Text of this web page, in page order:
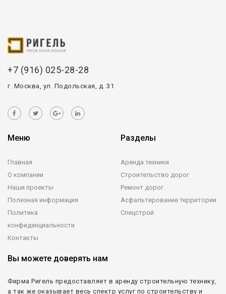
+7 (916) 025-28-28
г. Москва, ул. Подольская, д. 31
Меню
Главная
О компании
Наши проекты
Полезная информация
Политика
конфиденциальности
Контакты
Разделы
Аренда техники
Строительство дорог
Ремонт дорог
Асфальтирование территории
Спецстрой
Вы можете доверять нам
Фирма Ригель предоставляет в аренду строительную технику,
а так же оказывает весь спектр услуг по строительству и